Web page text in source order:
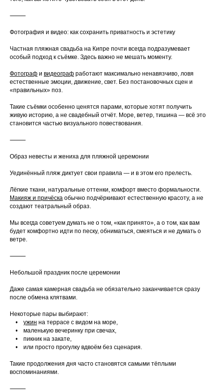
⸻
Фотография и видео: как сохранить приватность и эстетику
Частная пляжная свадьба на Кипре почти всегда подразумевает
особый подход к съёмке. Здесь важно не мешать моменту.
Фотограф и видеограф работают максимально ненавязчиво, ловя
естественные эмоции, движение, свет. Без постановочных сцен и
«правильных» поз.
Такие съёмки особенно ценятся парами, которые хотят получить
живую историю, а не свадебный отчёт. Море, ветер, тишина — всё это
становится частью визуального повествования.
⸻
Образ невесты и жениха для пляжной церемонии
Уединённый пляж диктует свои правила — и в этом его прелесть.
Лёгкие ткани, натуральные оттенки, комфорт вместо формальности.
Макияж и причёска обычно подчёркивают естественную красоту, а не
создают театральный образ.
Мы всегда советуем думать не о том, «как принято», а о том, как вам
будет комфортно идти по песку, обниматься, смеяться и не думать о
ветре.
⸻
Небольшой праздник после церемонии
Даже самая камерная свадьба не обязательно заканчивается сразу
после обмена клятвами.
Некоторые пары выбирают:
• ужин на террасе с видом на море,
• маленькую вечеринку при свечах,
• пикник на закате,
• или просто прогулку вдвоём без сценария.
Такие продолжения дня часто становятся самыми тёплыми
воспоминаниями.
⸻